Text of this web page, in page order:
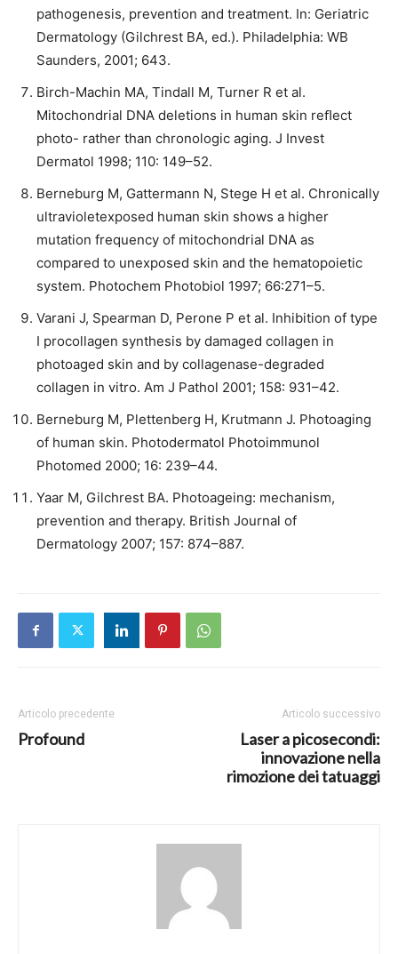
pathogenesis, prevention and treatment. In: Geriatric
Dermatology (Gilchrest BA, ed.). Philadelphia: WB
Saunders, 2001; 643.
Birch-Machin MA, Tindall M, Turner R et al.
Mitochondrial DNA deletions in human skin reﬂect
photo- rather than chronologic aging. J Invest
Dermatol 1998; 110: 149–52.
Berneburg M, Gattermann N, Stege H et al. Chronically
ultravioletexposed human skin shows a higher
mutation frequency of mitochondrial DNA as
compared to unexposed skin and the hematopoietic
system. Photochem Photobiol 1997; 66:271–5.
Varani J, Spearman D, Perone P et al. Inhibition of type
I procollagen synthesis by damaged collagen in
photoaged skin and by collagenase-degraded
collagen in vitro. Am J Pathol 2001; 158: 931–42.
Berneburg M, Plettenberg H, Krutmann J. Photoaging
of human skin. Photodermatol Photoimmunol
Photomed 2000; 16: 239–44.
Yaar M, Gilchrest BA. Photoageing: mechanism,
prevention and therapy. British Journal of
Dermatology 2007; 157: 874–887.
Articolo precedente
Profound
Articolo successivo
Laser a picosecondi:
innovazione nella
rimozione dei tatuaggi